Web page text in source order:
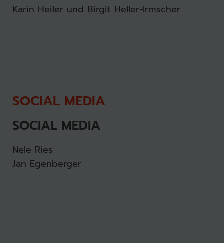
Karin Heiler und Birgit Heller-Irmscher
SOCIAL MEDIA
SOCIAL MEDIA
Nele Ries
Jan Egenberger